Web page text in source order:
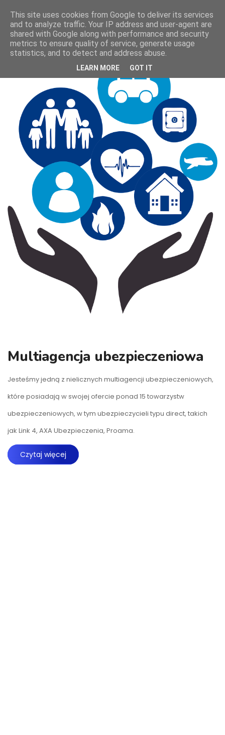
Multiagencja ubezpieczeniowa
Jesteśmy jedną z nielicznych multiagencji ubezpieczeniowych,
które posiadają w swojej ofercie ponad 15 towarzystw
ubezpieczeniowych, w tym ubezpieczycieli typu direct, takich
jak Link 4, AXA Ubezpieczenia, Proama.
Czytaj więcej
This site uses cookies from Google to deliver its services
and to analyze traffic. Your IP address and user-agent are
shared with Google along with performance and security
metrics to ensure quality of service, generate usage
statistics, and to detect and address abuse.
LEARN MORE GOT IT